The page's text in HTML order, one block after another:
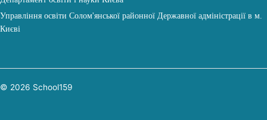
Управління освіти Солом'янської районної Державної адміністрації в м.
Києві
© 2026 School159